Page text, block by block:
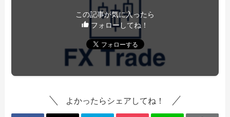
この記事が気に入ったら
フォローしてね！
よかったらシェアしてね！